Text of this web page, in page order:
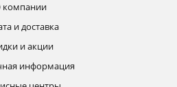
компании
и доставка
и акции
информация